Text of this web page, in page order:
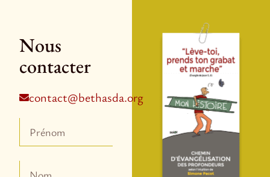
Nous
contacter
contact@bethasda.org